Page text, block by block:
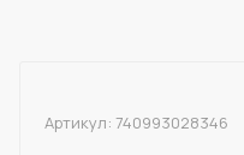
Артикул: 740993028346